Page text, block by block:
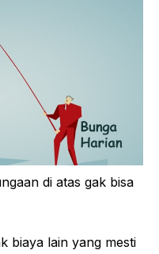
di atas gak bisa
biaya lain yang mesti